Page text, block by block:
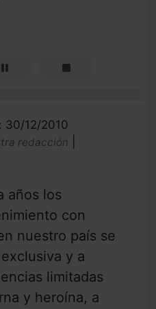
30/12/2010
redacción
años los
con
nuestro país se
y a
limitadas
y heroína, a